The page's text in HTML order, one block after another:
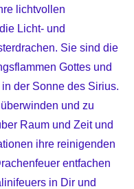
lichtvollen
Licht- und
Sie sind die
Gottes und
der Sonne des Sirius.
und zu
Raum und Zeit und
ihre reinigenden
entfachen
in Dir und